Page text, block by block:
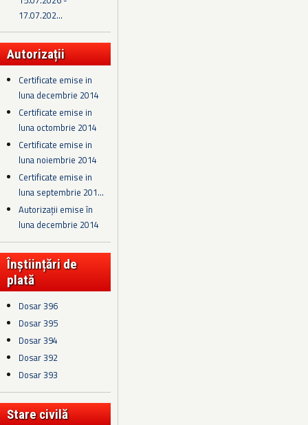
17.07.202...
Autorizații
Certificate emise in
luna decembrie 2014
Certificate emise in
luna octombrie 2014
Certificate emise in
luna noiembrie 2014
Certificate emise in
luna septembrie 201...
Autorizații emise în
luna decembrie 2014
Înștiințări de
plată
Dosar 396
Dosar 395
Dosar 394
Dosar 392
Dosar 393
Stare civilă